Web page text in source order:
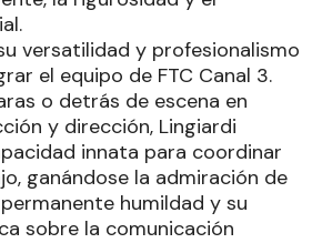
versatilidad y profesionalismo
el equipo de FTC Canal 3.
o detrás de escena en
y dirección, Lingiardi
innata para coordinar
ganándose la admiración de
humildad y su
sobre la comunicación